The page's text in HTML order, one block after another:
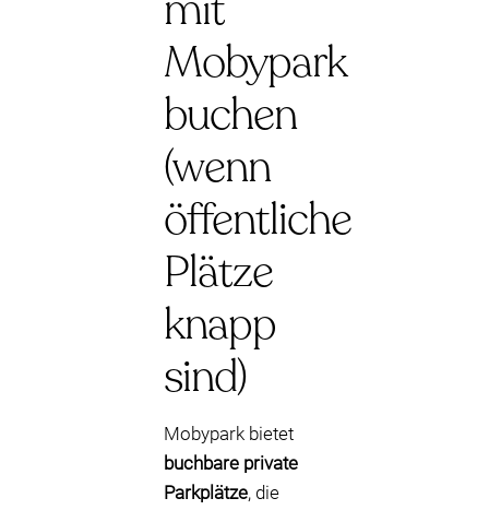
Mobypark
buchen
(wenn
öffentliche
Plätze
knapp
sind)
Mobypark bietet
buchbare private
Parkplätze, die